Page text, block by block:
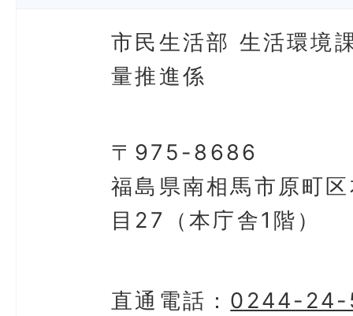
市民生活部 生活環境
量推進係
〒975-8686
福島県南相馬市原町
目27（本庁舎1階）
直通電話： 0244-24-